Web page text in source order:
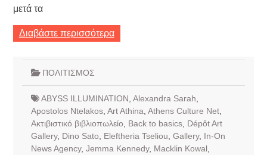
μετά τα
Διαβάστε περισσότερα
ΠΟΛΙΤΙΣΜΟΣ
ABYSS ILLUMINATION Alexandra Sarah
Apostolos Ntelakos, Art Athina Athens Culture Net,
Aκτιβιστικό βιβλιοπωλείο
Back to basics, Dépôt Art
Gallery, Dino Sato Eleftheria Tseliou Gallery, In-On
News Agency, Jemma Kennedy, Macklin Kowal